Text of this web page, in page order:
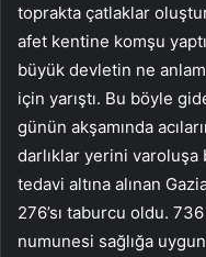
toprakta çatlaklar
afet kentine komşu
büyük devletin ne
için yarıştı. Bu böyle
günün akşamında
darlıklar yerini varoluşa
tedavi altına alınan
276’sı taburcu oldu.
numunesi sağlığa